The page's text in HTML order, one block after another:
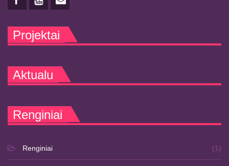
Projektai
Aktualu
Renginiai
Renginiai (1)